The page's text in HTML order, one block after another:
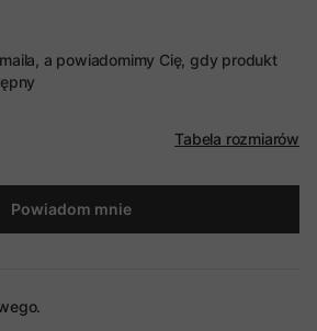
a powiadomimy Cię, gdy produkt
Tabela rozmiarów
Powiadom mnie